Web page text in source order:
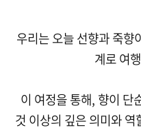
우리는 오늘 선향과 죽향
계로 여
이 여정을 통해, 향이 단
것 이상의 깊은 의미와